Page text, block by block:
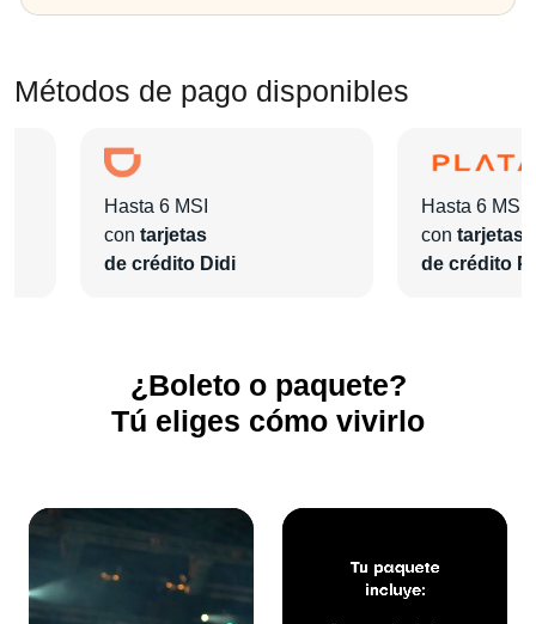
Métodos de pago disponibles
Hasta 6 MSI
con tarjetas
de crédito Didi
Hasta 6 MSI
con tarjetas
de crédito
¿Boleto o paquete?
Tú eliges cómo vivirlo